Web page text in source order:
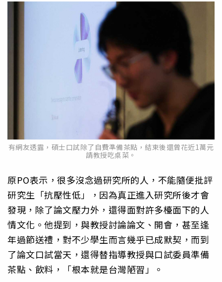
有網友透露，碩士口試除了自費準備茶點，結束後還曾花近1萬元
請教授吃桌菜。
原PO表示，很多沒念過研究所的人，不能隨便批評
研究生「抗壓性低」，因為真正進入研究所後才會
發現，除了論文壓力外，還得面對許多檯面下的人
情文化。他提到，與教授討論論文、開會，甚至逢
年過節送禮，對不少學生而言幾乎已成默契，而到
了論文口試當天，還得替指導教授與口試委員準備
茶點、飲料，「根本就是台灣陋習」。